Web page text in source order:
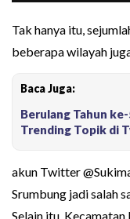
Tak hanya itu,
beberapa wilayah
Baca Juga:
Berulang Tahun
Trending Topik di
akun Twitter
Srumbung jadi salah
Selain itu,